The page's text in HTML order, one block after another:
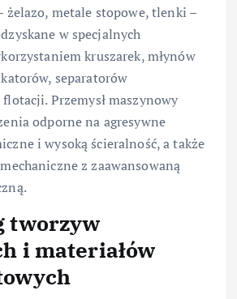
żelazo, metale stopowe, tlenki –
w specjalnych
kruszarek, młynów
separatorów
Przemysł maszynowy
odporne na agresywne
i wysoką ścieralność, a także
z zaawansowaną
tworzyw
i materiałów